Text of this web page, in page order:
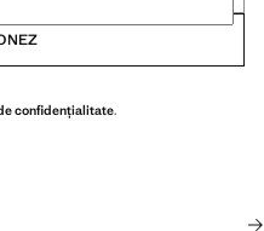
confidențialitate.